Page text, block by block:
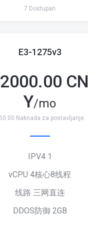
7 Dostupan
E3-1275v3
2000.00 CN
Y/mo
Naknada za postavljanje
IPV4 1
vCPU 4核心8线程
线路 三网直连
DDOS防御 2GB